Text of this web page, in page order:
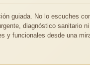
guiada. No lo escuches
diagnóstico sanitario
y funcionales desde una